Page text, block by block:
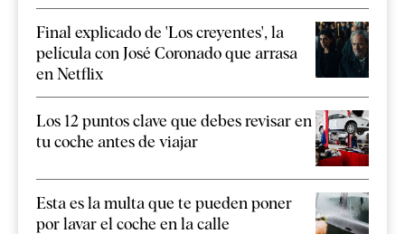
Final explicado de 'Los creyentes', la
película con José Coronado que arrasa
en Netflix
Los 12 puntos clave que debes revisar en
tu coche antes de viajar
Esta es la multa que te pueden poner
por lavar el coche en la calle